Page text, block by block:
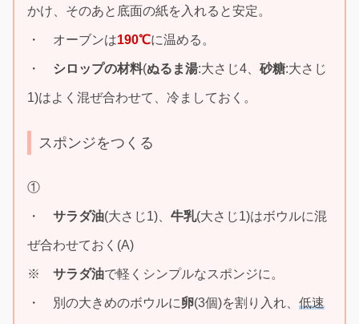
かけ、そのあと底面の紙を入れると安定。
・ オーブンは190℃に温める。
・ シロップの材料(ぬるま湯:大さじ4、 砂糖:大さじ
1)はよく混ぜ合わせて、冷ましておく。
スポンジをつくる
①
・ サラダ油(大さじ1)、 牛乳(大さじ1)はボウルに混
ぜ合わせておく(A)
※ サラダ油で軽くシンプルなスポンジに。
・ 別の大きめのボウルに卵(3個)を割り入れ、 低速